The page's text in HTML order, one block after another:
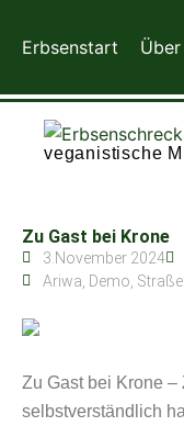
InhaltErbsenstart
veganistische
Zu Gast bei Krone
3.November 2024
Ariwa Demo
Zu Gast bei Krone –
selbstverständlich